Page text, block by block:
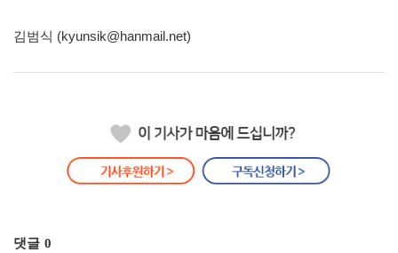
김범식 (kyunsik@hanmail.net)
댓글 0